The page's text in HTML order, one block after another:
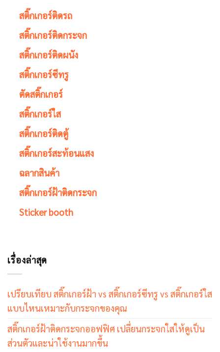
สติ๊กเกอร์ติดรถ
สติ๊กเกอร์ติดกระจก
สติ๊กเกอร์ติดผนัง
สติ๊กเกอร์ซีทรู
ตัดสติ๊กเกอร์
สติ๊กเกอร์ใส
สติ๊กเกอร์ติดตู้
สติ๊กเกอร์สะท้อนแสง
ฉลากสินค้า
สติ๊กเกอร์ฝ้าติดกระจก
Sticker booth
เรื่องล่าสุด
เปรียบเทียบ สติ๊กเกอร์ฝ้า vs สติ๊กเกอร์ซีทรู vs สติ๊กเกอร์ใส
แบบไหนเหมาะกับกระจกของคุณ
สติ๊กเกอร์ฝ้าติดกระจกออฟฟิศ เปลี่ยนกระจกใสให้ดูเป็น
ส่วนตัวและน่าใช้งานมากขึ้น